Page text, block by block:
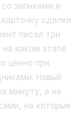
звонками и
сделки
писал три
каком этапе
ценно при
Новый
минуту, а не
на которые